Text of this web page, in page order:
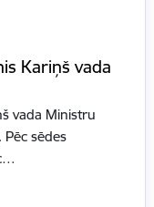
Kariņš vada
vada Ministru
sēdes